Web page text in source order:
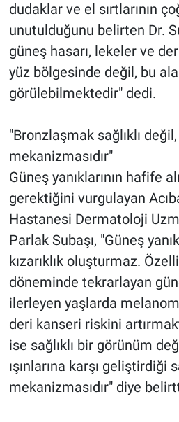
dudaklar ve el sırtlarının
unutulduğunu belirten Dr.
güneş hasarı, lekeler ve
yüz bölgesinde değil, bu
görülebilmektedir" dedi.
"Bronzlaşmak sağlıklı
mekanizmasıdır"
Güneş yanıklarının hafife
gerektiğini vurgulayan
Hastanesi Dermatoloji
Parlak Subaşı, "Güneş
kızarıklık oluşturmaz.
döneminde tekrarlayan
ilerleyen yaşlarda
deri kanseri riskini
ise sağlıklı bir görünüm
ışınlarına karşı geliştirdiği
mekanizmasıdır" diye